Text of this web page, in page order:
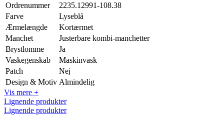
Ordrenummer
2235.12991-108.38
Farve
Lyseblå
Ærmelængde
Kortærmet
Manchet
Justerbare kombi-manchetter
Brystlomme
Ja
Vaskegenskab
Maskinvask
Patch
Nej
Design & Motiv Almindelig
Vis mere +
Lignende produkter
Lignende produkter